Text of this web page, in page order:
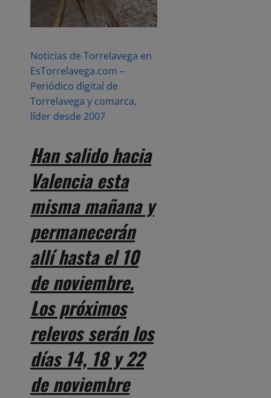
Noticias de Torrelavega en
EsTorrelavega.com –
Periódico digital de
Torrelavega y comarca,
líder desde 2007
Han salido hacia
Valencia esta
misma mañana y
permanecerán
allí hasta el 10
de noviembre.
Los próximos
relevos serán los
días 14, 18 y 22
de noviembre